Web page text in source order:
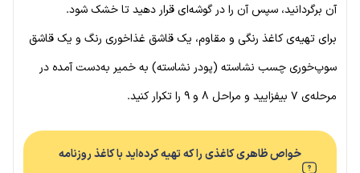
آن برگردانید، سپس آن را در گوشه‌ای قرار دهید تا خشک شود.
برای تهیه‌ی کاغذ رنگی و مقاوم، یک قاشق غذاخوری رنگ و یک قاشق
سوپ‌خوری چسب نشاسته (پودر نشاسته) به خمیر به‌دست آمده در
مرحله‌ی ۷ بیفزایید و مراحل ۸ و ۹ را تکرار کنید.
خواص ظاهری کاغذی را که تهیه کرده‌اید با کاغذ روزنامه